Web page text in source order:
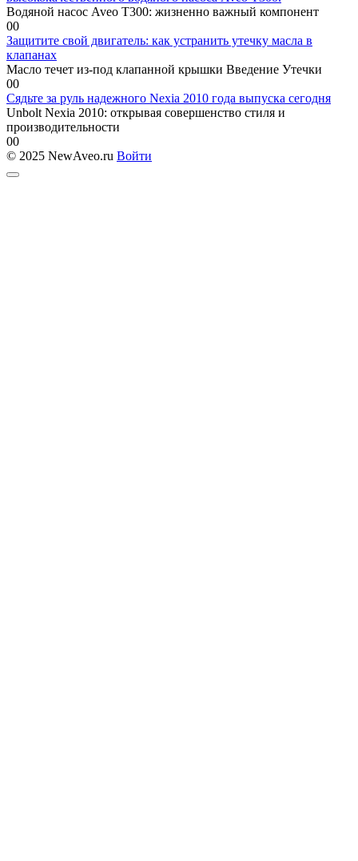
Водяной насос Aveo T300: жизненно важный компонент
00
Защитите свой двигатель: как устранить утечку масла в
клапанах
Масло течет из-под клапанной крышки Введение Утечки
00
Сядьте за руль надежного Nexia 2010 года выпуска сегодня
Unbolt Nexia 2010: открывая совершенство стиля и
производительности
00
© 2025 NewAveo.ru Войти